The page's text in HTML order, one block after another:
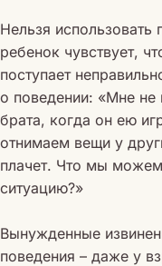
Нельзя использовать
ребенок чувствует,
поступает
о поведении: «Мне не
брата, когда он ею
отнимаем вещи у
плачет. Что мы можем
ситуацию?»
Вынужденные
поведения – даже у